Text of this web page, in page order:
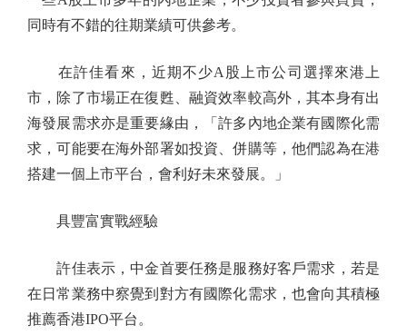
同時有不錯的往期業績可供參考。
在許佳看來，近期不少A股上市公司選擇來港上
市，除了市場正在復甦、融資效率較高外，其本身有出
海發展需求亦是重要緣由，「許多內地企業有國際化需
求，可能要在海外部署如投資、併購等，他們認為在港
搭建一個上市平台，會利好未來發展。」
具豐富實戰經驗
許佳表示，中金首要任務是服務好客戶需求，若是
在日常業務中察覺到對方有國際化需求，也會向其積極
推薦香港IPO平台。